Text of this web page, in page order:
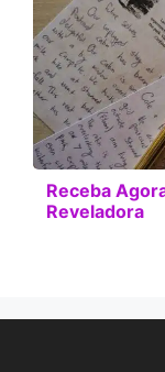
Receba
Reveladora